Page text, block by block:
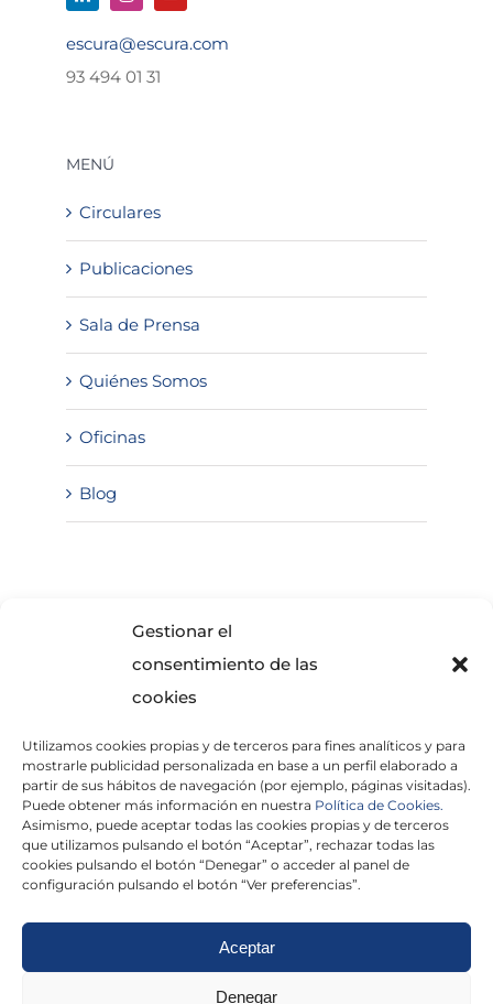
Gestionar el
consentimiento de las
cookies
Utilizamos cookies propias y de terceros para fines analíticos y para
mostrarle publicidad personalizada en base a un perfil elaborado a
partir de sus hábitos de navegación (por ejemplo, páginas visitadas).
Puede obtener más información en nuestra Política de Cookies.
Asimismo, puede aceptar todas las cookies propias y de terceros
que utilizamos pulsando el botón “Aceptar”, rechazar todas las
cookies pulsando el botón “Denegar” o acceder al panel de
configuración pulsando el botón “Ver preferencias”.
Aceptar
Denegar
escura@escura.com
93 494 01 31
MENÚ
Circulares
Publicaciones
Sala de Prensa
Quiénes Somos
Oficinas
Blog
He leído y acepto laPolítica de Privacidad
Politica de cookies|Aviso Legal